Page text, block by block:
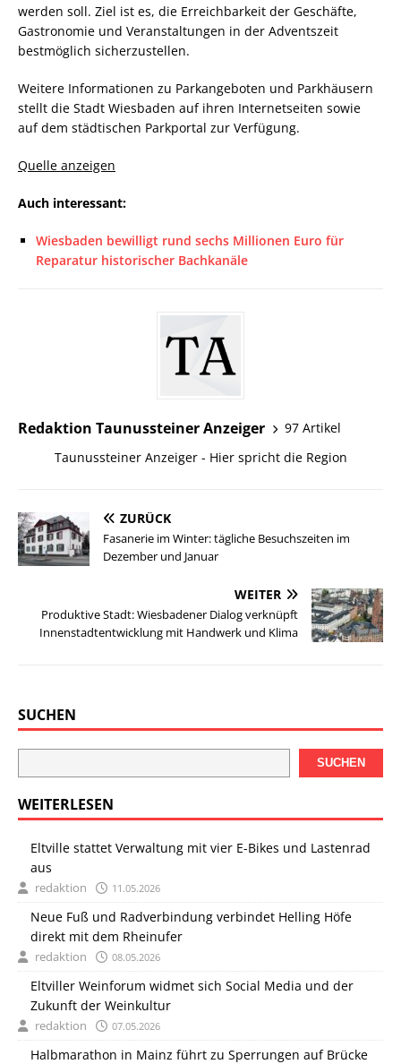
werden soll. Ziel ist es, die Erreichbarkeit der Geschäfte,
Gastronomie und Veranstaltungen in der Adventszeit
bestmöglich sicherzustellen.
Weitere Informationen zu Parkangeboten und Parkhäusern
stellt die Stadt Wiesbaden auf ihren Internetseiten sowie
auf dem städtischen Parkportal zur Verfügung.
Quelle anzeigen
Auch interessant:
Wiesbaden bewilligt rund sechs Millionen Euro für
Reparatur historischer Bachkanäle
Redaktion Taunussteiner Anzeiger
97 Artikel
Taunussteiner Anzeiger - Hier spricht die Region
ZURÜCK
Fasanerie im Winter: tägliche Besuchszeiten im
Dezember und Januar
WEITER
Produktive Stadt: Wiesbadener Dialog verknüpft
Innenstadtentwicklung mit Handwerk und Klima
SUCHEN
SUCHEN
WEITERLESEN
Eltville stattet Verwaltung mit vier E-Bikes und Lastenrad
aus
redaktion 11.05.2026
Neue Fuß und Radverbindung verbindet Helling Höfe
direkt mit dem Rheinufer
redaktion 08.05.2026
Eltviller Weinforum widmet sich Social Media und der
Zukunft der Weinkultur
redaktion 07.05.2026
Halbmarathon in Mainz führt zu Sperrungen auf Brücke